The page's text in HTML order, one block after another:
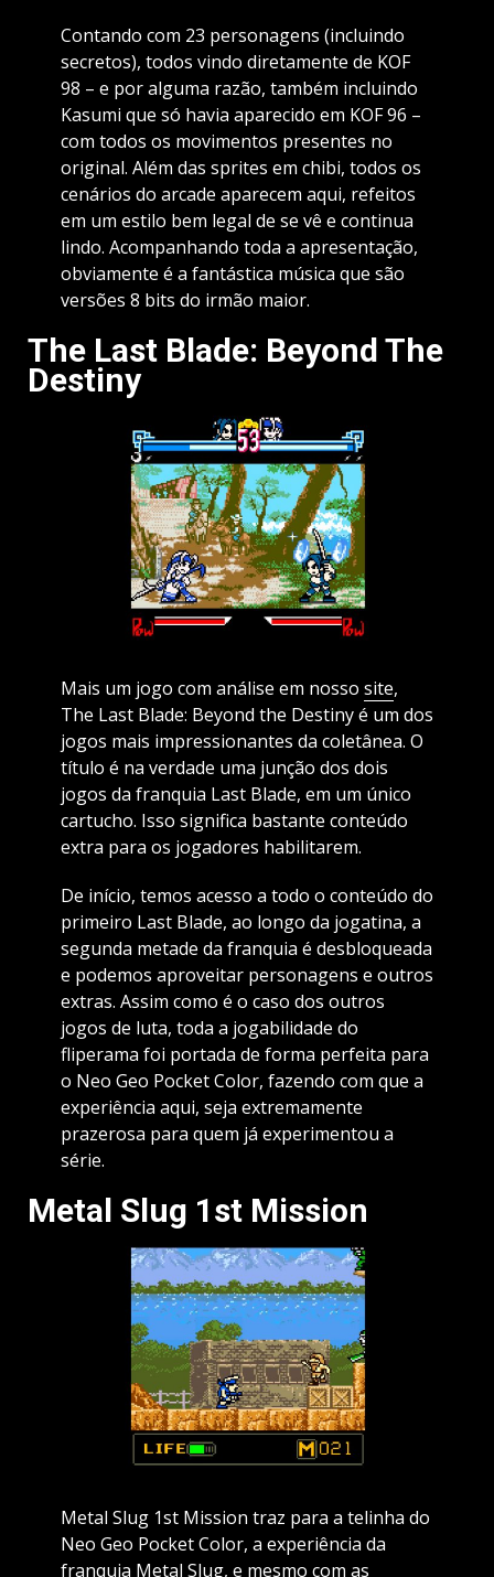
Contando com 23 personagens (incluindo
secretos), todos vindo diretamente de KOF
98 – e por alguma razão, também incluindo
Kasumi que só havia aparecido em KOF 96 –
com todos os movimentos presentes no
original. Além das sprites em chibi, todos os
cenários do arcade aparecem aqui, refeitos
em um estilo bem legal de se vê e continua
lindo. Acompanhando toda a apresentação,
obviamente é a fantástica música que são
versões 8 bits do irmão maior.
The Last Blade: Beyond The
Destiny
Mais um jogo com análise em nosso site,
The Last Blade: Beyond the Destiny é um dos
jogos mais impressionantes da coletânea. O
título é na verdade uma junção dos dois
jogos da franquia Last Blade, em um único
cartucho. Isso significa bastante conteúdo
extra para os jogadores habilitarem.
De início, temos acesso a todo o conteúdo do
primeiro Last Blade, ao longo da jogatina, a
segunda metade da franquia é desbloqueada
e podemos aproveitar personagens e outros
extras. Assim como é o caso dos outros
jogos de luta, toda a jogabilidade do
fliperama foi portada de forma perfeita para
o Neo Geo Pocket Color, fazendo com que a
experiência aqui, seja extremamente
prazerosa para quem já experimentou a
série.
Metal Slug 1st Mission
Metal Slug 1st Mission traz para a telinha do
Neo Geo Pocket Color, a experiência da
franquia Metal Slug, e mesmo com as